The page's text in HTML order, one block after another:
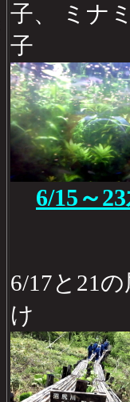
子、 ミナ
子
6/15～
6/17と21
け